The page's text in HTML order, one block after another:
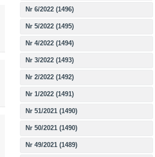
Nr 6/2022 (1496)
Nr 5/2022 (1495)
Nr 4/2022 (1494)
Nr 3/2022 (1493)
Nr 2/2022 (1492)
Nr 1/2022 (1491)
Nr 51/2021 (1490)
Nr 50/2021 (1490)
Nr 49/2021 (1489)